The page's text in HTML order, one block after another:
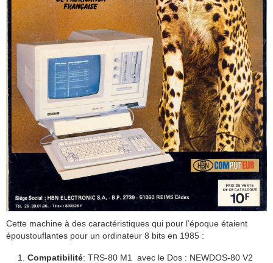
Cette machine à des caractéristiques qui pour l’époque étaient
époustouflantes pour un ordinateur 8 bits en 1985 :
Compatibilité: TRS-80 M1 avec le Dos : NEWDOS-80 V2